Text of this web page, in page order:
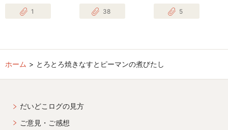
1 38 5
ホーム とろとろ焼きなすとピーマンの煮びたし
だいどこログの見方
ご意見・ご感想